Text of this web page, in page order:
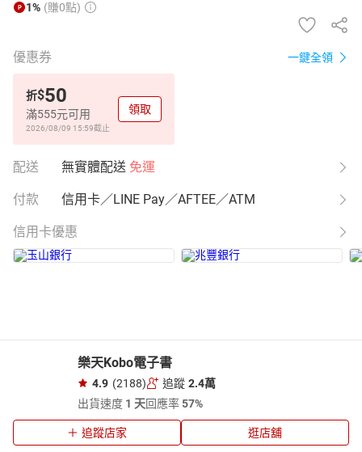
1% (賺0點)
優惠券 一鍵全領
折$50
滿555元可用
2026/08/09 15:59截止
領取
配送 無實體配送 免運
付款 信用卡／LINE Pay／AFTEE／ATM
信用卡優惠
樂天Kobo電子書
4.9 (2188) 追蹤 2.4萬
出貨速度 1 天回應率57%
追蹤店家 逛店舖